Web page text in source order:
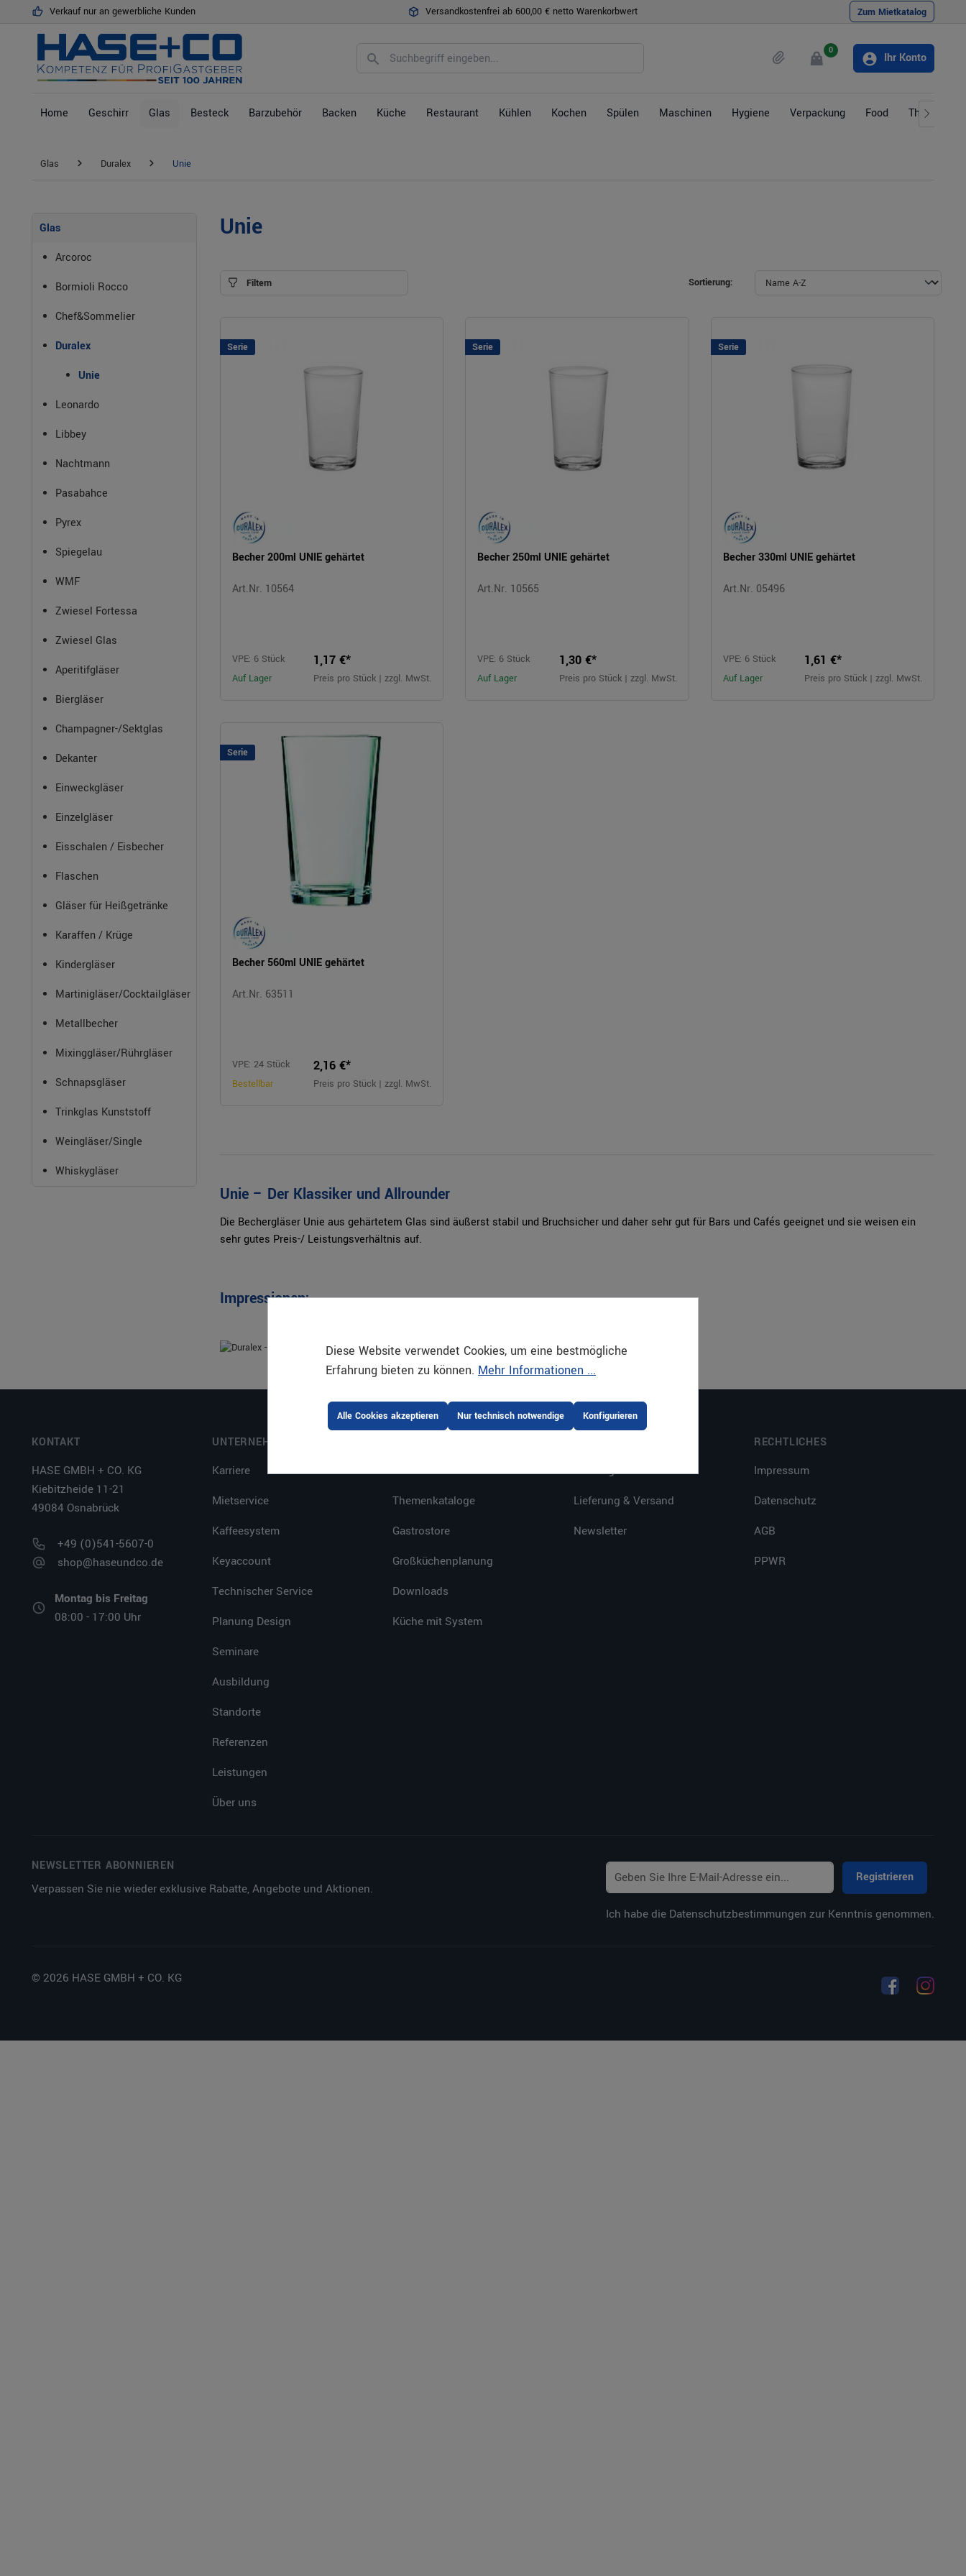
Zur Hauptnavigation springen
Verkauf nur an gewerbliche Kunden Versandkostenfrei ab 600,00 € netto Warenkorbwert Zum Mietkatalog
0
Ihr Konto
Home Geschirr Glas Besteck Barzubehör Backen Küche Restaurant Kühlen Kochen Spülen Maschinen Hygiene Verpackung Food Themen
Glas Duralex Unie
Glas
Arcoroc
Bormioli Rocco
Chef&Sommelier
Duralex
Unie
Leonardo
Libbey
Nachtmann
Pasabahce
Pyrex
Spiegelau
WMF
Zwiesel Fortessa
Zwiesel Glas
Aperitifgläser
Biergläser
Champagner-/Sektglas
Dekanter
Einweckgläser
Einzelgläser
Eisschalen / Eisbecher
Flaschen
Gläser für Heißgetränke
Karaffen / Krüge
Kindergläser
Martinigläser/Cocktailgläser
Metallbecher
Mixinggläser/Rührgläser
Schnapsgläser
Trinkglas Kunststoff
Weingläser/Single
Whiskygläser
Unie
Filtern Sortierung:
Serie
Becher 200ml UNIE gehärtet
Art.Nr. 10564
VPE: 6 Stück
Auf Lager
1,17 €*
Preis pro Stück | zzgl. MwSt.
Serie
Becher 250ml UNIE gehärtet
Art.Nr. 10565
VPE: 6 Stück
Auf Lager
1,30 €*
Preis pro Stück | zzgl. MwSt.
Serie
Becher 330ml UNIE gehärtet
Art.Nr. 05496
VPE: 6 Stück
Auf Lager
1,61 €*
Preis pro Stück | zzgl. MwSt.
Serie
Becher 560ml UNIE gehärtet
Art.Nr. 63511
VPE: 24 Stück
Bestellbar
2,16 €*
Preis pro Stück | zzgl. MwSt.
Unie – Der Klassiker und Allrounder
Die Bechergläser Unie aus gehärtetem Glas sind äußerst stabil und Bruchsicher und daher sehr gut für Bars und Cafés geeignet und sie weisen ein
sehr gutes Preis-/ Leistungsverhältnis auf.
Impressionen:
KONTAKT
HASE GMBH + CO. KG
Kiebitzheide 11-21
49084 Osnabrück
+49 (0)541-5607-0
shop@haseundco.de
Montag bis Freitag
08:00 - 17:00 Uhr
UNTERNEHMEN
Karriere
Mietservice
Kaffeesystem
Keyaccount
Technischer Service
Planung Design
Seminare
Ausbildung
Standorte
Referenzen
Leistungen
Über uns
E-Procurement
Themenkataloge
Gastrostore
Großküchenplanung
Downloads
Küche mit System
Zahlungsarten
Lieferung & Versand
Newsletter
RECHTLICHES
Impressum
Datenschutz
AGB
PPWR
NEWSLETTER ABONNIEREN
Verpassen Sie nie wieder exklusive Rabatte, Angebote und Aktionen.
Registrieren
Ich habe die Datenschutzbestimmungen zur Kenntnis genommen.
© 2026 HASE GMBH + CO. KG
Diese Website verwendet Cookies, um eine bestmögliche
Erfahrung bieten zu können. Mehr Informationen ...
Nur technisch notwendige Konfigurieren
Alle Cookies akzeptieren